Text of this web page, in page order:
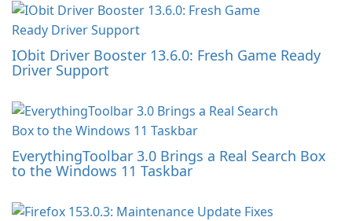
IObit Driver Booster 13.6.0: Fresh Game Ready
Driver Support
EverythingToolbar 3.0 Brings a Real Search Box
to the Windows 11 Taskbar